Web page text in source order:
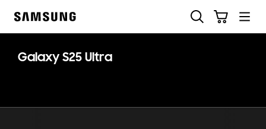
Galaxy S25 Ultra